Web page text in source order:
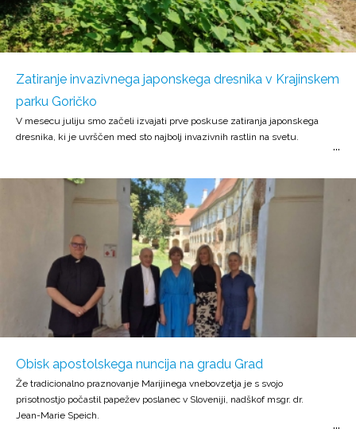
Zatiranje invazivnega japonskega dresnika v Krajinskem
parku Goričko
V mesecu juliju smo začeli izvajati prve poskuse zatiranja japonskega
dresnika, ki je uvrščen med sto najbolj invazivnih rastlin na svetu.
Obisk apostolskega nuncija na gradu Grad
Že tradicionalno praznovanje Marijinega vnebovzetja je s svojo
prisotnostjo počastil papežev poslanec v Sloveniji, nadškof msgr. dr.
Jean-Marie Speich.